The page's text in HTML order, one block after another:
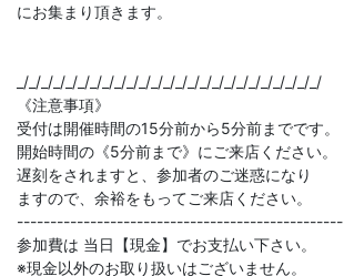
にお集まり頂きます。
_/_/_/_/_/_/_/_/_/_/_/_/_/_/_/_/_/_/_/_/_/_/_/_/_/
《注意事項》
受付は開催時間の15分前から5分前までです。
開始時間の《5分前まで》にご来店ください。
遅刻をされますと、参加者のご迷惑になり
ますので、余裕をもってご来店ください。
-------------------------------------------------
参加費は 当日【現金】でお支払い下さい。
※現金以外のお取り扱いはございません。